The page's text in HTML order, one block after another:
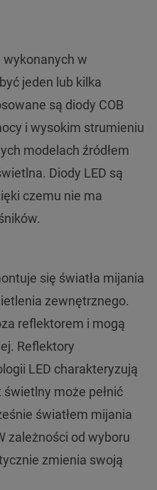
w
jeden lub kilka
są diody COB
i wysokim strumieniu
modelach źródłem
Diody LED są
czemu nie ma
się światła mijania
zewnętrznego.
reflektorem i mogą
Reflektory
LED charakteryzują
może pełnić
światłem mijania
zależności od wyboru
zmienia swoją